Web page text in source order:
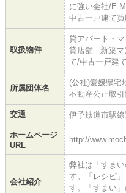
に強い会社/E-
中古一戸建て買
取扱物件
貸アパート・
貸店舗 新築マ
て/中古一戸建
所属団体名
(公社)愛媛県宅
不動産公正取
交通 伊予鉄道市駅
ホームページ
URL
http://
会社紹介
弊社は「すま
す。「レシピ
す。「すまい